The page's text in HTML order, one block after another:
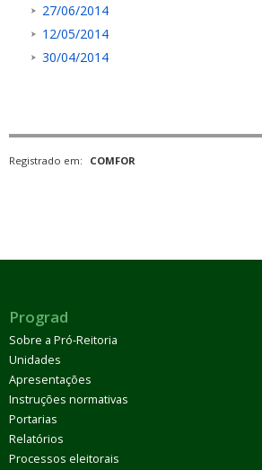
27/06/2014
12/05/2014
30/04/2014
Registrado em: COMFOR
Prograd
Sobre a Pró-Reitoria
Unidades
Apresentações
Instruções normativas
Portarias
Relatórios
Processos eleitorais